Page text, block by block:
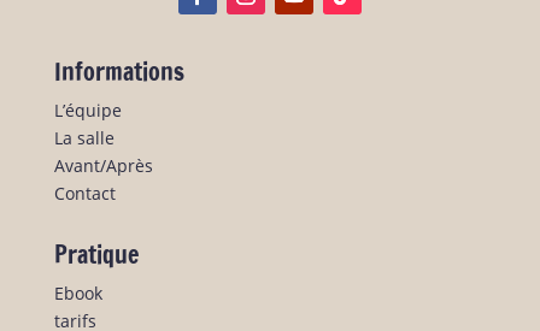
Informations
L’équipe
La salle
Avant/Après
Contact
Pratique
Ebook
tarifs